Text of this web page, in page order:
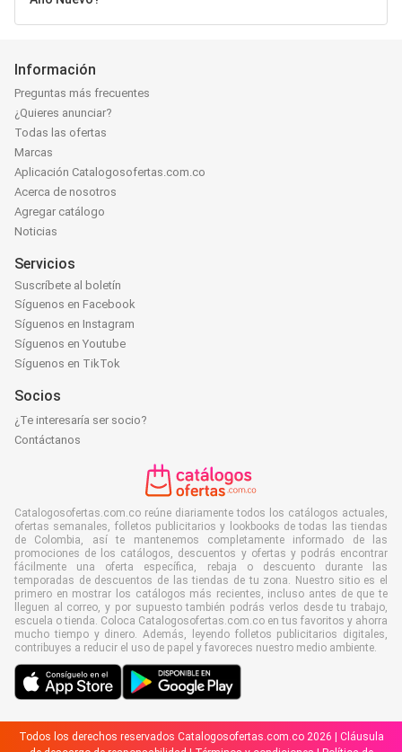
Información
Preguntas más frecuentes
¿Quieres anunciar?
Todas las ofertas
Marcas
Aplicación Catalogosofertas.com.co
Acerca de nosotros
Agregar catálogo
Noticias
Servicios
Suscríbete al boletín
Síguenos en Facebook
Síguenos en Instagram
Síguenos en Youtube
Síguenos en TikTok
Socios
¿Te interesaría ser socio?
Contáctanos
Catalogosofertas.com.co reúne diariamente todos los catálogos actuales,
ofertas semanales, folletos publicitarios y lookbooks de todas las tiendas
de Colombia, así te mantenemos completamente informado de las
promociones de los catálogos, descuentos y ofertas y podrás encontrar
fácilmente una oferta específica, rebaja o descuento durante las
temporadas de descuentos de las tiendas de tu zona. Nuestro sitio es el
primero en mostrar los catálogos más recientes, incluso antes de que te
lleguen al correo, y por supuesto también podrás verlos desde tu trabajo,
escuela o tienda. Coloca Catalogosofertas.com.co en tus favoritos y ahorra
mucho tiempo y dinero. Además, leyendo folletos publicitarios digitales,
contribuyes a reducir el uso de papel y favoreces nuestro medio ambiente.
Todos los derechos reservados Catalogosofertas.com.co 2026 | Cláusula